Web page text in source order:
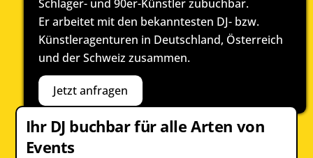
Schlager- und 90er-Künstler zubuchbar.
Er arbeitet mit den bekanntesten DJ- bzw.
Künstleragenturen in Deutschland, Österreich
und der Schweiz zusammen.
Jetzt anfragen
Ihr DJ buchbar für alle Arten von
Events